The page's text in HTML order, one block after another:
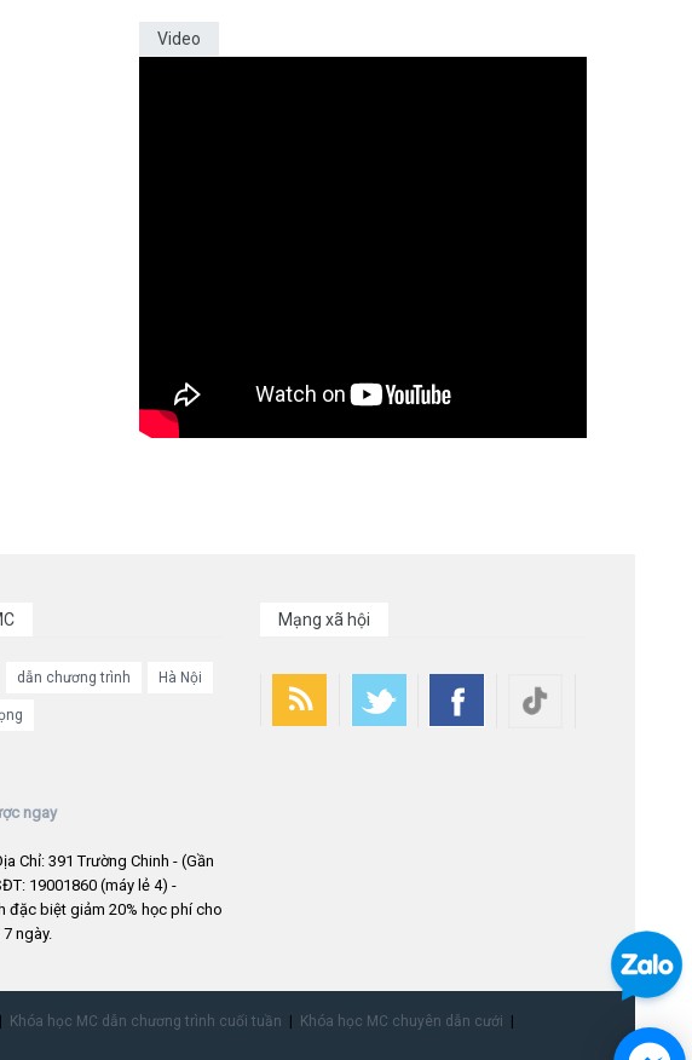
Video
dẫn chương trình Hà Nội
Mạng xã hội
ngay
Chỉ: 391 Trường Chinh - (Gần
19001860 (máy lẻ 4) -
đặc biệt giảm 20% học phí cho
ngày.
Khóa học MC dẫn chương trình cuối tuần
Khóa học MC chuyên dẫn cưới